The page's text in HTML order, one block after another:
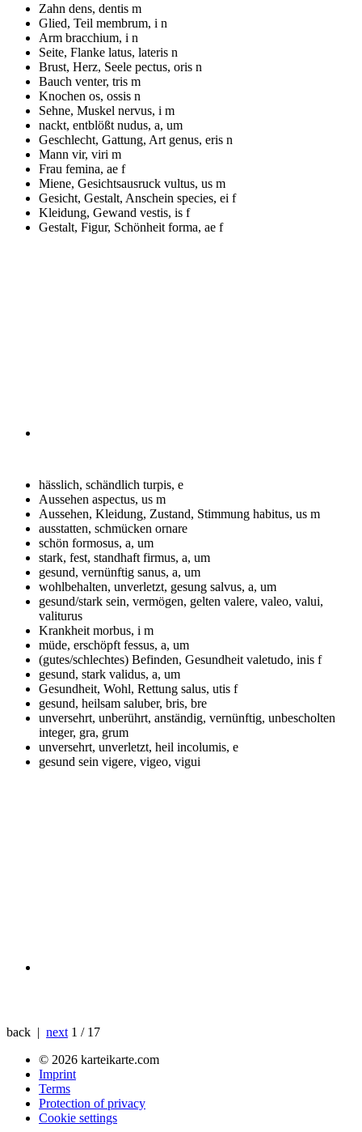
Zahn dens, dentis m
Glied, Teil membrum, i n
Arm bracchium, i n
Seite, Flanke latus, lateris n
Brust, Herz, Seele pectus, oris n
Bauch venter, tris m
Knochen os, ossis n
Sehne, Muskel nervus, i m
nackt, entblößt nudus, a, um
Geschlecht, Gattung, Art genus, eris n
Mann vir, viri m
Frau femina, ae f
Miene, Gesichtsausruck vultus, us m
Gesicht, Gestalt, Anschein species, ei f
Kleidung, Gewand vestis, is f
Gestalt, Figur, Schönheit forma, ae f
hässlich, schändlich turpis, e
Aussehen aspectus, us m
Aussehen, Kleidung, Zustand, Stimmung habitus, us m
ausstatten, schmücken ornare
schön formosus, a, um
stark, fest, standhaft firmus, a, um
gesund, vernünftig sanus, a, um
wohlbehalten, unverletzt, gesung salvus, a, um
gesund/stark sein, vermögen, gelten valere, valeo, valui,
valiturus
Krankheit morbus, i m
müde, erschöpft fessus, a, um
(gutes/schlechtes) Befinden, Gesundheit valetudo, inis f
gesund, stark validus, a, um
Gesundheit, Wohl, Rettung salus, utis f
gesund, heilsam saluber, bris, bre
unversehrt, unberührt, anständig, vernünftig, unbescholten
integer, gra, grum
unversehrt, unverletzt, heil incolumis, e
gesund sein vigere, vigeo, vigui
back | next 1 / 17
© 2026 karteikarte.com
Imprint
Terms
Protection of privacy
Cookie settings